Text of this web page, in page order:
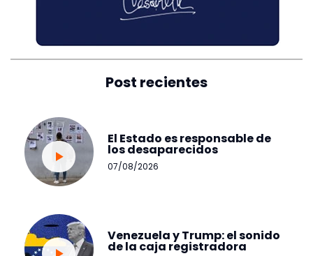
Post recientes
El Estado es responsable de
los desaparecidos
07/08/2026
Venezuela y Trump: el sonido
de la caja registradora